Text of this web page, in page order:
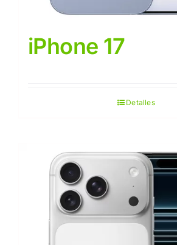
iPhone 17
Detalles